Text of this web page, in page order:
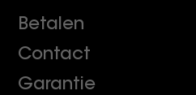
Betalen
Contact
Garantie